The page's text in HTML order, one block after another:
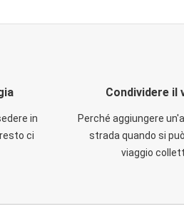
in
ci
Condividere il
Perché aggiungere
strada quando si
viaggio